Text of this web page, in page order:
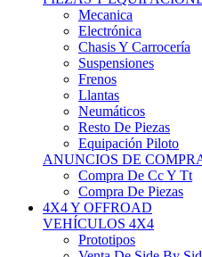
Electrónica
Chasis Y Carrocería
Suspensiones
Frenos
Llantas
Neumáticos
Resto De Piezas
Equipación Piloto
ANUNCIOS DE COMPRA
Compra De Cc Y Tt
Compra De Piezas
4X4 Y OFFROAD
VEHÍCULOS 4X4
Prototipos
Venta De Side By Side
Quads Y Buggys